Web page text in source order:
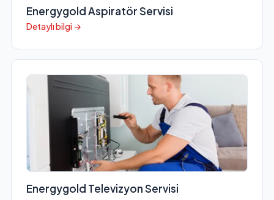
Energygold Aspiratör Servisi
Detaylı bilgi →
Energygold Televizyon Servisi